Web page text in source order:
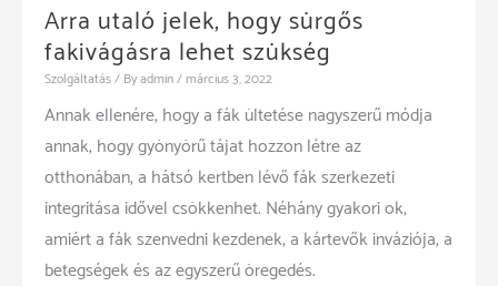
Arra utaló jelek, hogy sürgős
fakivágásra lehet szükség
Szolgáltatás/ Byadmin/március 3, 2022
Annak ellenére, hogy a fák ültetése nagyszerű módja
annak, hogy gyönyörű tájat hozzon létre az
otthonában, a hátsó kertben lévő fák szerkezeti
integritása idővel csökkenhet. Néhány gyakori ok,
amiért a fák szenvedni kezdenek, a kártevők inváziója, a
betegségek és az egyszerű öregedés.